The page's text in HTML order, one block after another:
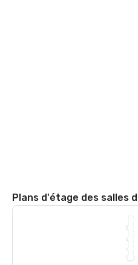
Plans d'étage des salles